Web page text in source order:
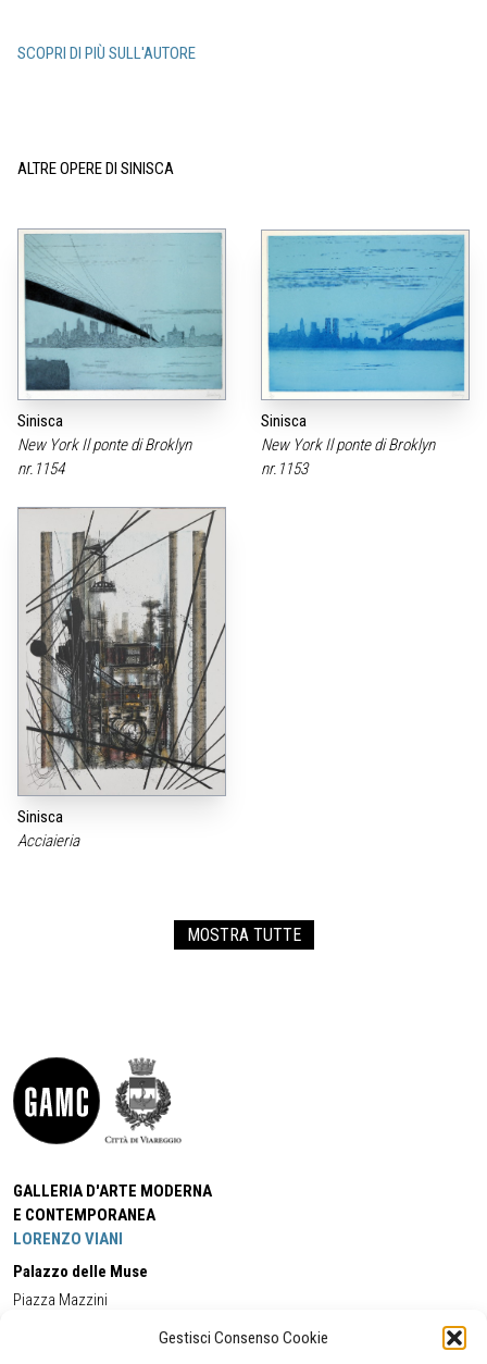
Gestisci Consenso Cookie
SCOPRI DI PIÙ SULL'AUTORE
ALTRE OPERE DI SINISCA
Sinisca
New York Il ponte di Broklyn
nr.1154
Sinisca
New York Il ponte di Broklyn
nr.1153
Sinisca
Acciaieria
MOSTRA TUTTE
GALLERIA D'ARTE MODERNA
E CONTEMPORANEA
LORENZO VIANI
Palazzo delle Muse
Piazza Mazzini
Cell:+39 338 5714978 (orario apertura Galleria)